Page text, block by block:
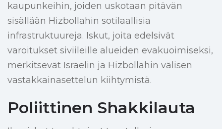
kaupunkeihin, joiden uskotaan pitävän
sisällään Hizbollahin sotilaallisia
infrastruktuureja. Iskut, joita edelsivät
varoitukset siviileille alueiden evakuoimiseksi,
merkitsevät Israelin ja Hizbollahin välisen
vastakkainasettelun kiihtymistä.
Poliittinen Shakkilauta